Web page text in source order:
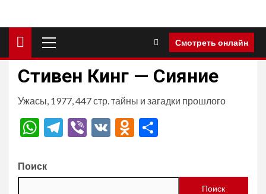
меню
Смотреть онлайн
Стивен Кинг — Сияние
Ужасы, 1977, 447 стр. тайны и загадки прошлого
WhatsApp
Telegram
Viber
VK Odnoklassniki
Поиск
Поиск